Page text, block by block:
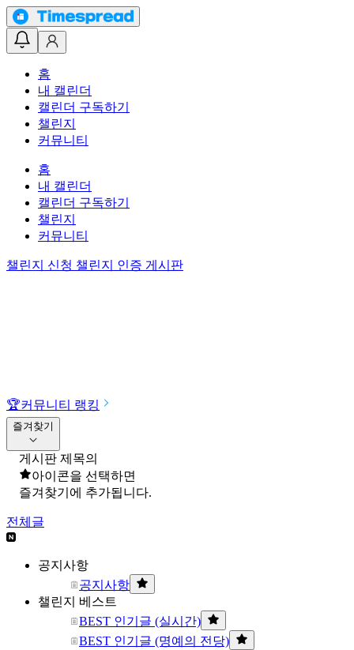
홈
내 캘린더
캘린더 구독하기
챌린지
커뮤니티
홈
내 캘린더
캘린더 구독하기
챌린지
커뮤니티
챌린지 신청 챌린지 인증 게시판
🏆커뮤니티 랭킹
즐겨찾기
게시판 제목의
아이콘을 선택하면
즐겨찾기에 추가됩니다.
전체글
공지사항
공지사항
챌린지 베스트
BEST 인기글 (실시간)
BEST 인기글 (명예의 전당)